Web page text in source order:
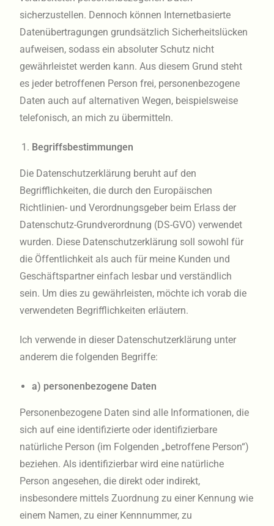
sicherzustellen. Dennoch können Internetbasierte
Datenübertragungen grundsätzlich Sicherheitslücken
aufweisen, sodass ein absoluter Schutz nicht
gewährleistet werden kann. Aus diesem Grund steht
es jeder betroffenen Person frei, personenbezogene
Daten auch auf alternativen Wegen, beispielsweise
telefonisch, an mich zu übermitteln.
Begriffsbestimmungen
Die Datenschutzerklärung beruht auf den
Begrifflichkeiten, die durch den Europäischen
Richtlinien- und Verordnungsgeber beim Erlass der
Datenschutz-Grundverordnung (DS-GVO) verwendet
wurden. Diese Datenschutzerklärung soll sowohl für
die Öffentlichkeit als auch für meine Kunden und
Geschäftspartner einfach lesbar und verständlich
sein. Um dies zu gewährleisten, möchte ich vorab die
verwendeten Begrifflichkeiten erläutern.
Ich verwende in dieser Datenschutzerklärung unter
anderem die folgenden Begriffe:
a) personenbezogene Daten
Personenbezogene Daten sind alle Informationen, die
sich auf eine identifizierte oder identifizierbare
natürliche Person (im Folgenden „betroffene Person“)
beziehen. Als identifizierbar wird eine natürliche
Person angesehen, die direkt oder indirekt,
insbesondere mittels Zuordnung zu einer Kennung wie
einem Namen, zu einer Kennnummer, zu